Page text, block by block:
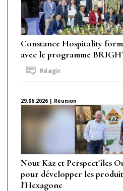
Constance Hospitality
avec le programme
Réagir
29.06.2026 | Réunion
Nout Kaz et Perspect'îles
pour développer les
l'Hexagone